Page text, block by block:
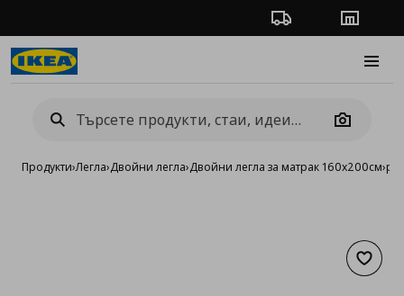
Проследяване на
Camera
Продукти›Легла›Двойни легла›Двойни легла за матрак 160x200см›